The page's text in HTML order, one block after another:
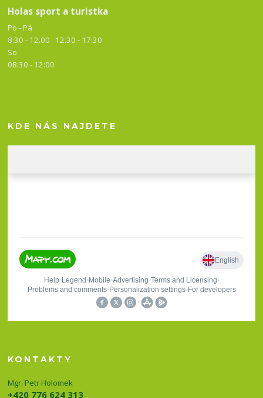
Holas sport a turistka
Po - Pá
8:30 - 12.00 12.30 - 17:30
So
08:30 - 12:00
KDE NÁS NAJDETE
KONTAKTY
Mgr. Petr Holomek
+420 776 624 313